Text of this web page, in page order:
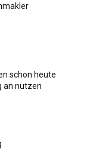
schon heute
an nutzen